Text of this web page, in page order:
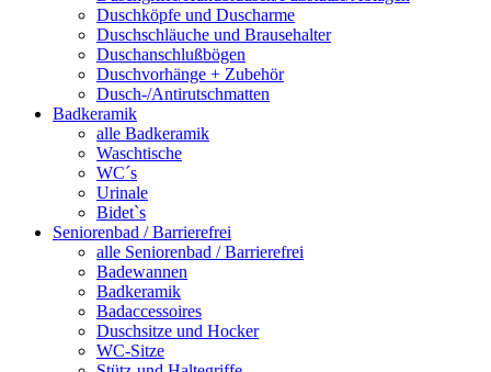
Duschköpfe und Duscharme
Duschschläuche und Brausehalter
Duschanschlußbögen
Duschvorhänge + Zubehör
Dusch-/Antirutschmatten
Badkeramik
alle Badkeramik
Waschtische
WC´s
Urinale
Bidet`s
Seniorenbad / Barrierefrei
alle Seniorenbad / Barrierefrei
Badewannen
Badkeramik
Badaccessoires
Duschsitze und Hocker
WC-Sitze